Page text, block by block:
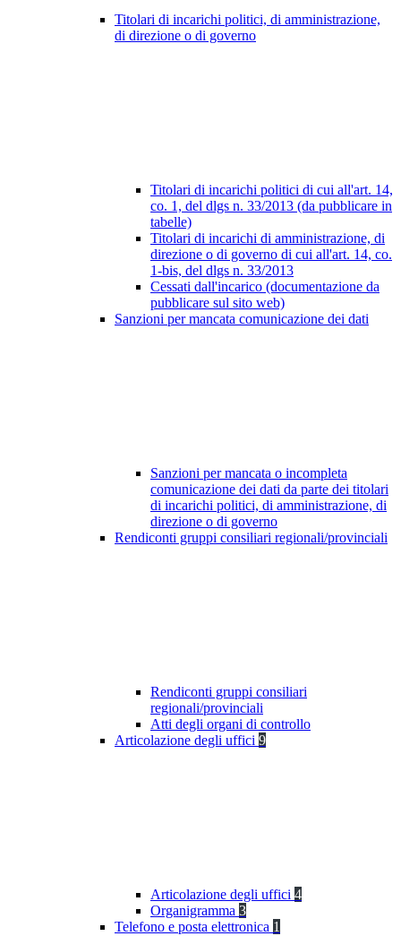
Titolari di incarichi politici, di amministrazione,
di direzione o di governo
Titolari di incarichi politici di cui all'art. 14,
co. 1, del dlgs n. 33/2013 (da pubblicare in
tabelle)
Titolari di incarichi di amministrazione, di
direzione o di governo di cui all'art. 14, co.
1-bis, del dlgs n. 33/2013
Cessati dall'incarico (documentazione da
pubblicare sul sito web)
Sanzioni per mancata comunicazione dei dati
Sanzioni per mancata o incompleta
comunicazione dei dati da parte dei titolari
di incarichi politici, di amministrazione, di
direzione o di governo
Rendiconti gruppi consiliari regionali/provinciali
Rendiconti gruppi consiliari
regionali/provinciali
Atti degli organi di controllo
Articolazione degli uffici 9
Articolazione degli uffici 4
Organigramma 3
Telefono e posta elettronica 1